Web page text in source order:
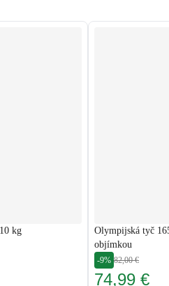
kg
Olympijská tyč
objímkou
-9% 82,00 €
74,99 €